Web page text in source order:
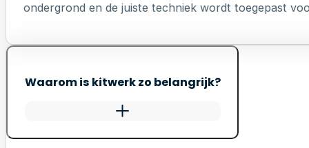
ondergrond en de juiste techniek wordt toegepast
Waarom is kitwerk zo belangrijk?